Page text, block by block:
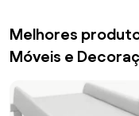
Melhores
Móveis e